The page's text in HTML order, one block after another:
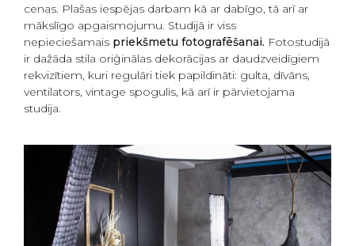
cenas. Plašas iespējas darbam kā ar dabīgo, tā arī ar
mākslīgo apgaismojumu. Studijā ir viss
nepieciešamais priekšmetu fotografēšanai. Fotostudijā
ir dažāda stila oriģinālas dekorācijas ar daudzveidīgiem
rekvizītiem, kuri regulāri tiek papildināti: gulta, dīvāns,
ventilators, vintage spogulis, kā arī ir pārvietojama
studija.